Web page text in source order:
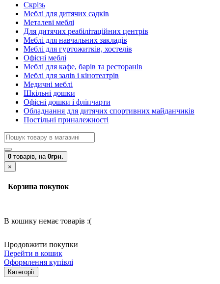
Скрізь
Меблі для дитячих садків
Металеві меблі
Для дитячих реабілітаційних центрів
Меблі для навчальних закладів
Меблі для гуртожитків, хостелів
Офісні меблі
Меблі для кафе, барів та ресторанів
Меблі для залів і кінотеатрів
Медичні меблі
Шкільні дошки
Офісні дошки і фліпчарти
Обладнання для дитячих спортивних майданчиків
Постільні приналежності
0 товарів, на 0грн.
×
Корзина покупок
В кошику немає товарів :(
Продовжити покупки
Перейти в кошик
Оформлення купівлі
Категорії